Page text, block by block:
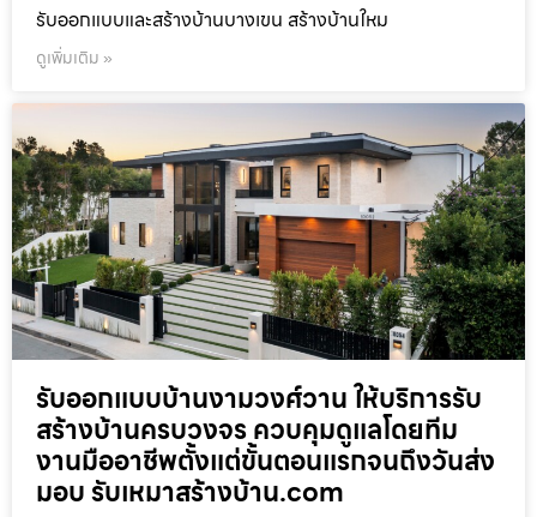
รับออกแบบและสร้างบ้านบางเขน สร้างบ้านใหม
ดูเพิ่มเติม »
รับออกแบบบ้านงามวงศ์วาน ให้บริการรับ
สร้างบ้านครบวงจร ควบคุมดูแลโดยทีม
งานมืออาชีพตั้งแต่ขั้นตอนแรกจนถึงวันส่ง
มอบ รับเหมาสร้างบ้าน.com